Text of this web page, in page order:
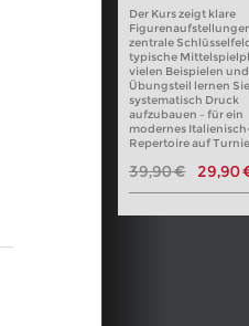
Der Kurs zeigt klare
zentrale
typische
vielen Beispielen
Übungsteil lernen
systematisch Druck
aufzubauen – für ein
modernes
Repertoire auf
39,90 € 29,90